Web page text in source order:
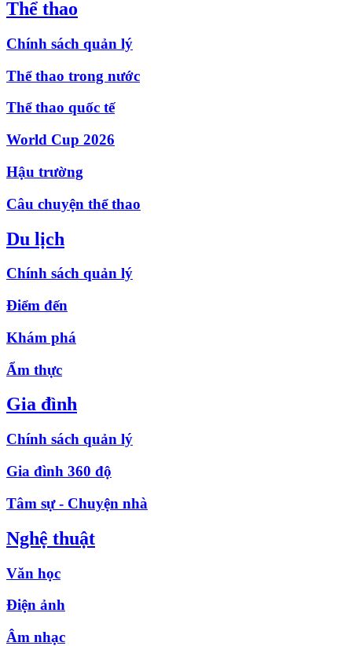
Thể thao
Chính sách quản lý
Thể thao trong nước
Thể thao quốc tế
World Cup 2026
Hậu trường
Câu chuyện thể thao
Du lịch
Chính sách quản lý
Điểm đến
Khám phá
Ẩm thực
Gia đình
Chính sách quản lý
Gia đình 360 độ
Tâm sự - Chuyện nhà
Nghệ thuật
Văn học
Điện ảnh
Âm nhạc